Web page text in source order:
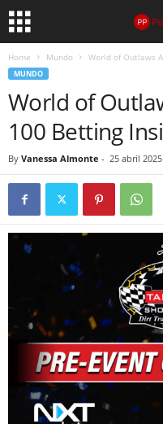
Home Mundo World of Outlaws
MUNDO
World of
100 Betting
By Vanessa Almonte - 25 abril 2025